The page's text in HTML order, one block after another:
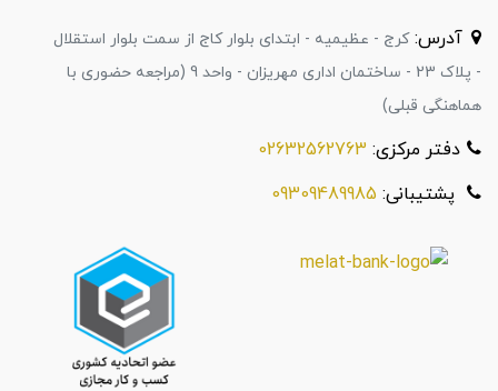
آدرس:کرج - عظیمیه - ابتدای بلوار کاج از سمت بلوار استقلال
- پلاک 23 - ساختمان اداری مهریزان - واحد 9 (مراجعه حضوری با
هماهنگی قبلی)
دفتر مرکزی: 02632562763
پشتیبانی: 09309489985